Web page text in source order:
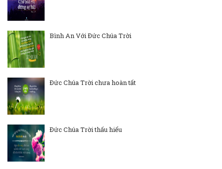
Bình An Với Đức Chúa Trời
Đức Chúa Trời chưa hoàn tất
Đức Chúa Trời thấu hiểu